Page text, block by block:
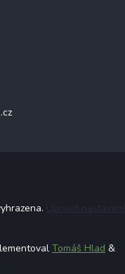
Tomáš Hlad &